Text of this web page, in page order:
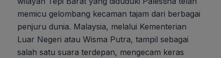
memicu gelombang kecaman tajam dari berbagai
penjuru dunia. Malaysia, melalui Kementerian
Luar Negeri atau Wisma Putra, tampil sebagai
salah satu suara terdepan, mengecam keras